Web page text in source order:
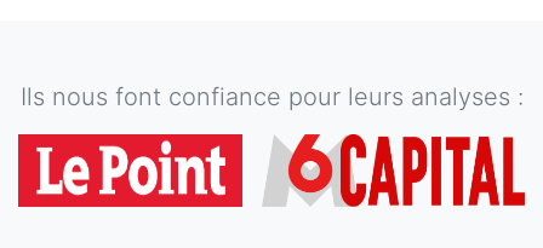
Ils nous font confiance pour leurs analyses :